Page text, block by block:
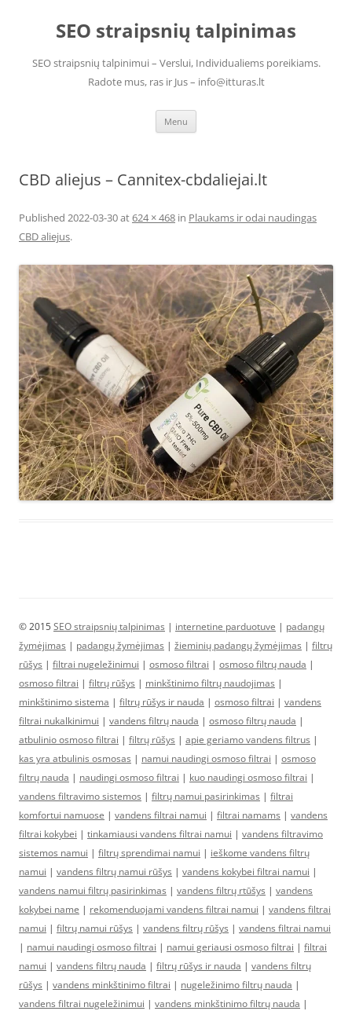
contentSEO straipsnių talpinimas
SEO straipsnių talpinimui – Verslui, Individualiems poreikiams.
Radote mus, ras ir Jus – info@itturas.lt
Menu
CBD aliejus – Cannitex-cbdaliejai.lt
Published 2022-03-30at624 × 468 in Plaukams ir odai naudingas
CBD aliejus.
© 2015SEO straipsnių talpinimas | internetine parduotuve | padangų
žymėjimas | padangų žymėjimas | žieminių padangų žymėjimas | filtrų
rūšys | filtrai nugeležinimui | osmoso filtrai | osmoso filtrų nauda |
osmoso filtrai | filtrų rūšys | minkštinimo filtrų naudojimas |
minkštinimo sistema | filtrų rūšys ir nauda | osmoso filtrai | vandens
filtrai nukalkinimui | vandens filtrų nauda | osmoso filtrų nauda |
atbulinio osmoso filtrai | filtrų rūšys | apie geriamo vandens filtrus |
kas yra atbulinis osmosas | namui naudingi osmoso filtrai | osmoso
filtrų nauda | naudingi osmoso filtrai | kuo naudingi osmoso filtrai |
vandens filtravimo sistemos | filtrų namui pasirinkimas | filtrai
komfortui namuose | vandens filtrai namui | filtrai namams | vandens
filtrai kokybei | tinkamiausi vandens filtrai namui | vandens filtravimo
sistemos namui | filtrų sprendimai namui | ieškome vandens filtrų
namui | vandens filtrų namui rūšys | vandens kokybei filtrai namui |
vandens namui filtrų pasirinkimas | vandens filtrų rtūšys | vandens
kokybei name | rekomenduojami vandens filtrai namui | vandens filtrai
namui | filtrų namui rūšys | vandens filtrų rūšys | vandens filtrai namui
| namui naudingi osmoso filtrai | namui geriausi osmoso filtrai | filtrai
namui | vandens filtrų nauda | filtrų rūšys ir nauda | vandens filtrų
rūšys | vandens minkštinimo filtrai | nugeležinimo filtrų nauda |
vandens filtrai nugeležinimui | vandens minkštinimo filtrų nauda |